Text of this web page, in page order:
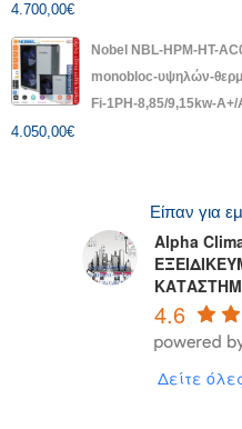
4.700,00€
Nobel NBL-HPM-HT-
monobloc-υψηλών-
Fi-1PH-8,85/9,15kw-A+/
4.050,00€
Είπαν για
Alpha
4.6
Δείτε